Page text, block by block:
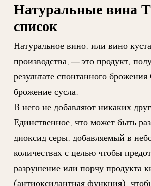
Натуральные вина
список
Натуральное вино, или вино
производства, — это продукт,
результате спонтанного
брожение сусла.
В него не добавляют никаких
Единственное, что может быть
диоксид серы, добавляемый в
количествах с целью чтобы
разрушение или порчу продукта
(антиоксидантная функция),